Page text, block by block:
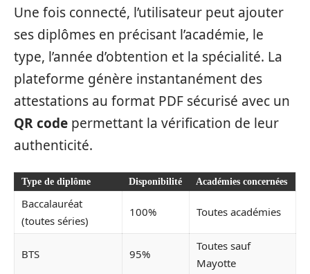
Une fois connecté, l’utilisateur peut ajouter
ses diplômes en précisant l’académie, le
type, l’année d’obtention et la spécialité. La
plateforme génère instantanément des
attestations au format PDF sécurisé avec un
QR code permettant la vérification de leur
authenticité.
Type de diplôme Disponibilité Académies concernées
Baccalauréat
(toutes séries)
100% Toutes académies
BTS 95%
Toutes sauf
Mayotte